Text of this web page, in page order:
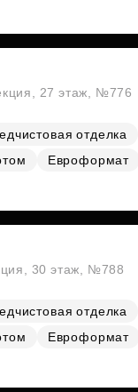
27 этаж, №776
отделка
Евроформат
30 этаж, №788
отделка
Евроформат